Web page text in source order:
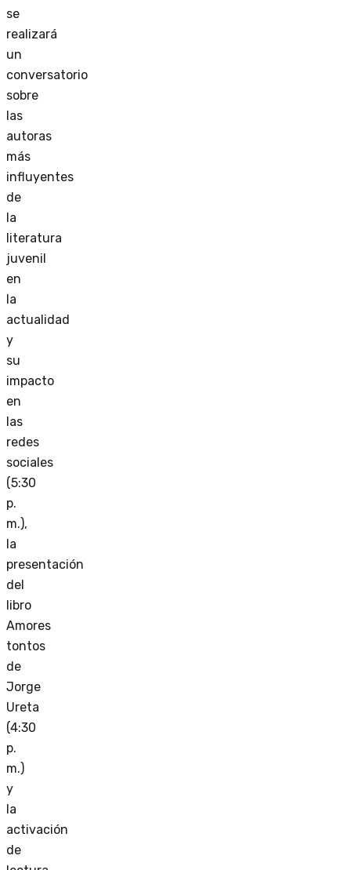
se
realizará
un
conversatorio
sobre
las
autoras
más
influyentes
de
la
literatura
juvenil
en
la
actualidad
y
su
impacto
en
las
redes
sociales
(5:30
p.
m.),
la
presentación
del
libro
Amores
tontos
de
Jorge
Ureta
(4:30
p.
m.)
y
la
activación
de